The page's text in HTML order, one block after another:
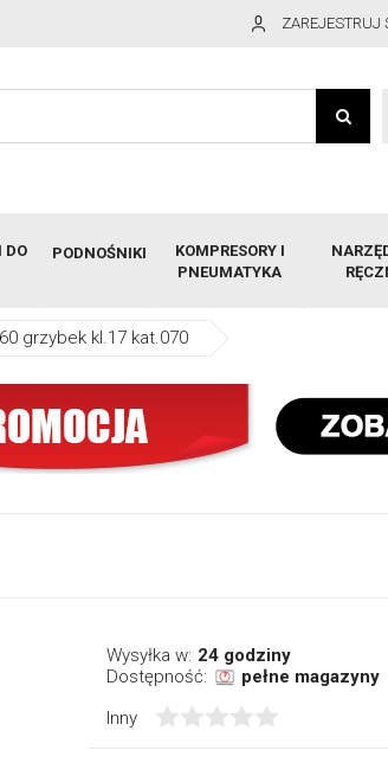
ZAREJESTRUJ
DO
PODNOŚNIKI
KOMPRESORY I
PNEUMATYKA
grzybek kl.17 kat.070
Wysyłka w: 24 godziny
Dostępność:
pełne magazyny
Inny